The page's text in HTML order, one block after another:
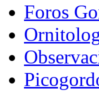
Foros